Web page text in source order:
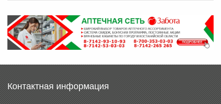
Контактная информация